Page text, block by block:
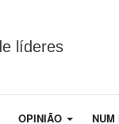
líderes
OPINIÃO NUM